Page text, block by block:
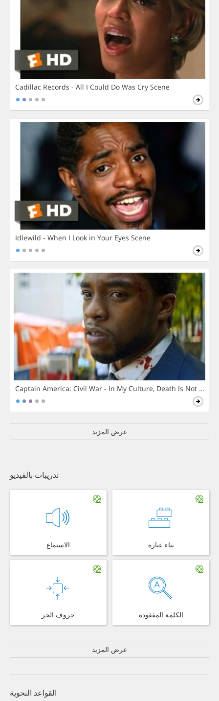
Cadillac Records - All I Could Do Was Cry Scene
Idlewild - When I Look in Your Eyes Scene
Captain America: Civil War - In My Culture, Death Is Not The
عرض المزيد
تدريبات بالفيديو
الاستماع بناء عبارة
حروف الجر الكلمة المفقودة
عرض المزيد
القواعد النحوية